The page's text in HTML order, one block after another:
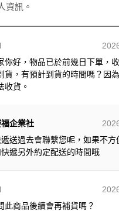
資訊。
你好，物品已於前幾日下單，
貨，有預計到貨的時間嗎？因
收貨。
企業社
送過去會聯繫您呢，如果不方
遞另外約定配送的時間哦
此商品後續會再補貨嗎？